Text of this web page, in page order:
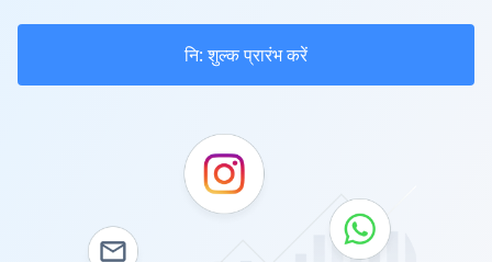
नि: शुल्क प्रारंभ करें